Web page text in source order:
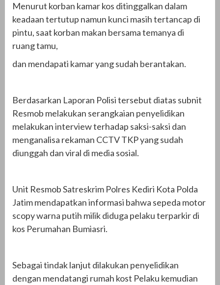
Menurut korban kamar kos ditinggalkan dalam
keadaan tertutup namun kunci masih tertancap di
pintu, saat korban makan bersama temanya di
ruang tamu,
dan mendapati kamar yang sudah berantakan.
Berdasarkan Laporan Polisi tersebut diatas subnit
Resmob melakukan serangkaian penyelidikan
melakukan interview terhadap saksi-saksi dan
menganalisa rekaman CCTV TKP yang sudah
diunggah dan viral di media sosial.
Unit Resmob Satreskrim Polres Kediri Kota Polda
Jatim mendapatkan informasi bahwa sepeda motor
scopy warna putih milik diduga pelaku terparkir di
kos Perumahan Bumiasri.
Sebagai tindak lanjut dilakukan penyelidikan
dengan mendatangi rumah kost Pelaku kemudian